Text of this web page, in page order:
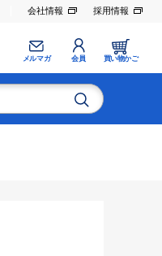
会社情報 採用情報
メルマガ 会員 買い物かご